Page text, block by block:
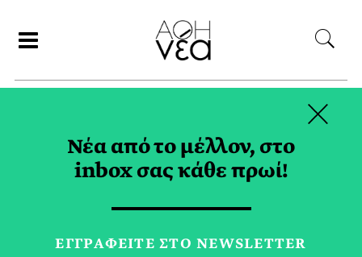
ΚΩΝΣΤΑΝΤΙΝΟΣ
ΒΑΣΙΛΕΙΟΥ TAG
Νέα από το μέλλον, στο
inbox σας κάθε πρωί!
ΕΓΓPΑΦΕΙΤΕ ΣΤΟ NEWSLETTER
×